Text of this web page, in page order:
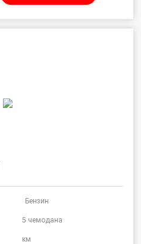
Бензин
5 чемодана
км